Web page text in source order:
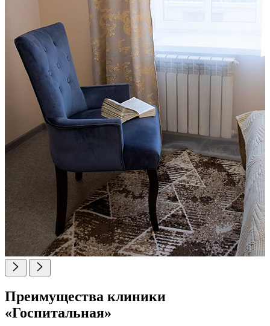
Преимущества клиники
«Госпитальная»